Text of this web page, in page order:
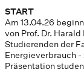
START
Am 13.04.26
von Prof. Dr.
Studierenden der
Energieverbrauch
Präsentation